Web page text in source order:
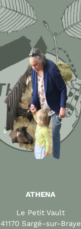
ATHENA
Le Petit Vault
41170 Sargé-sur-Braye